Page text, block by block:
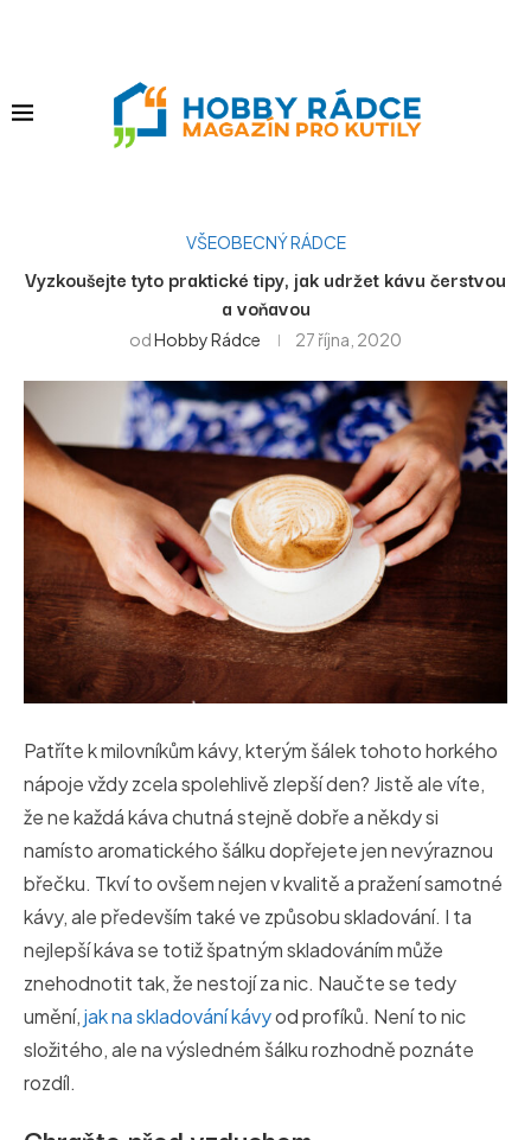
VŠEOBECNÝ RÁDCE
Vyzkoušejte tyto praktické tipy, jak udržet kávu čerstvou
a voňavou
odHobby Rádce 27 října, 2020
Patříte k milovníkům kávy, kterým šálek tohoto horkého
nápoje vždy zcela spolehlivě zlepší den? Jistě ale víte,
že ne každá káva chutná stejně dobře a někdy si
namísto aromatického šálku dopřejete jen nevýraznou
břečku. Tkví to ovšem nejen v kvalitě a pražení samotné
kávy, ale především také ve způsobu skladování. I ta
nejlepší káva se totiž špatným skladováním může
znehodnotit tak, že nestojí za nic. Naučte se tedy
umění,jak na skladování kávyod profíků. Není to nic
složitého, ale na výsledném šálku rozhodně poznáte
rozdíl.